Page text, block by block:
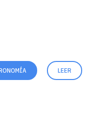
LEER